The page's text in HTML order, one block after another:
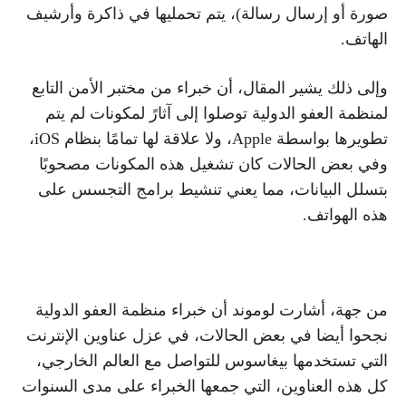
صورة أو إرسال رسالة)، يتم تحمليها في ذاكرة وأرشيف
الهاتف.
وإلى ذلك يشير المقال، أن خبراء من مختبر الأمن التابع
لمنظمة العفو الدولية توصلوا إلى آثارً لمكونات لم يتم
تطويرها بواسطة Apple، ولا علاقة لها تمامًا بنظام iOS،
وفي بعض الحالات كان تشغيل هذه المكونات مصحوبًا
بتسلل البيانات، مما يعني تنشيط برامج التجسس على
هذه الهواتف.
من جهة، أشارت لوموند أن خبراء منظمة العفو الدولية
نجحوا أيضا في بعض الحالات، في عزل عناوين الإنترنت
التي تستخدمها بيغاسوس للتواصل مع العالم الخارجي،
كل هذه العناوين، التي جمعها الخبراء على مدى السنوات